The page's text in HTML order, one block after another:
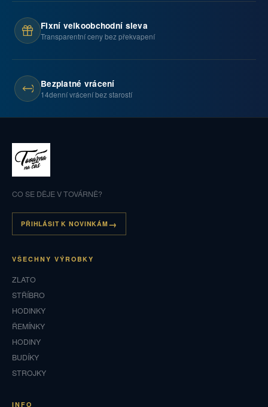
Fixní velkoobchodní sleva
Transparentní ceny bez překvapení
Bezplatné vrácení
14denní vrácení bez starostí
CO SE DĚJE V TOVÁRNĚ?
PŘIHLÁSIT K NOVINKÁM
VŠECHNY VÝROBKY
ZLATO
STŘÍBRO
HODINKY
ŘEMÍNKY
HODINY
BUDÍKY
STROJKY
INFO